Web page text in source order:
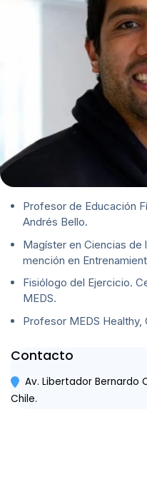
Profesor de Educación
Andrés Bello.
Magíster en Ciencias de
mención en
Fisiólogo del Ejercicio.
MEDS.
Profesor MEDS Healthy,
Contacto
Av. Libertador Bernardo
Chile.